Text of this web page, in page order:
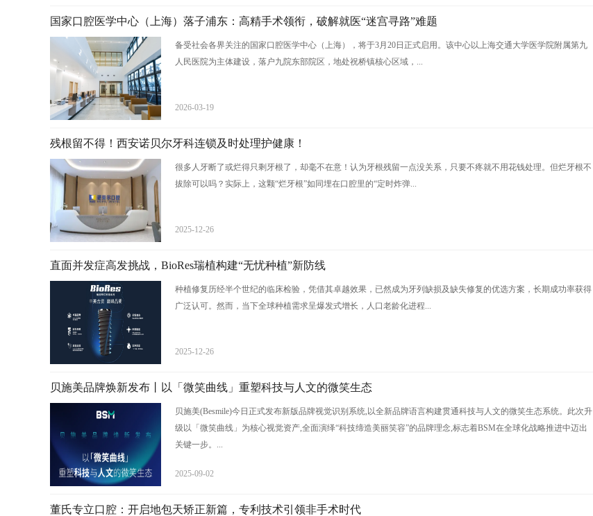
国家口腔医学中心（上海）落子浦东：高精手术领衔，破解就医“迷宫寻路”难题
备受社会各界关注的国家口腔医学中心（上海），将于3月20日正式启用。该中心以上海交通大学医学院附属第九
人民医院为主体建设，落户九院东部院区，地处祝桥镇核心区域，...
2026-03-19
残根留不得！西安诺贝尔牙科连锁及时处理护健康！
很多人牙断了或烂得只剩牙根了，却毫不在意！认为牙根残留一点没关系，只要不疼就不用花钱处理。但烂牙根不
拔除可以吗？实际上，这颗“烂牙根”如同埋在口腔里的“定时炸弹...
2025-12-26
直面并发症高发挑战，BioRes瑞植构建“无忧种植”新防线
种植修复历经半个世纪的临床检验，凭借其卓越效果，已然成为牙列缺损及缺失修复的优选方案，长期成功率获得
广泛认可。然而，当下全球种植需求呈爆发式增长，人口老龄化进程...
2025-12-26
贝施美品牌焕新发布丨以「微笑曲线」重塑科技与人文的微笑生态
贝施美(Besmile)今日正式发布新版品牌视觉识别系统,以全新品牌语言构建贯通科技与人文的微笑生态系统。此次升
级以「微笑曲线」为核心视觉资产,全面演绎“科技缔造美丽笑容”的品牌理念,标志着BSM在全球化战略推进中迈出
关键一步。...
2025-09-02
董氏专立口腔：开启地包天矫正新篇，专利技术引领非手术时代